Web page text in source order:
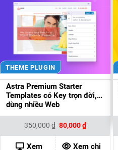
THEME PLUGIN
Astra Premium Starter
Templates có Key trọn đời,
dùng nhiều Web
350,000₫ Giá
gốc
là:
350,000 ₫.
80,000₫Giá
hiện
tại
là:
Xem
Xem chi